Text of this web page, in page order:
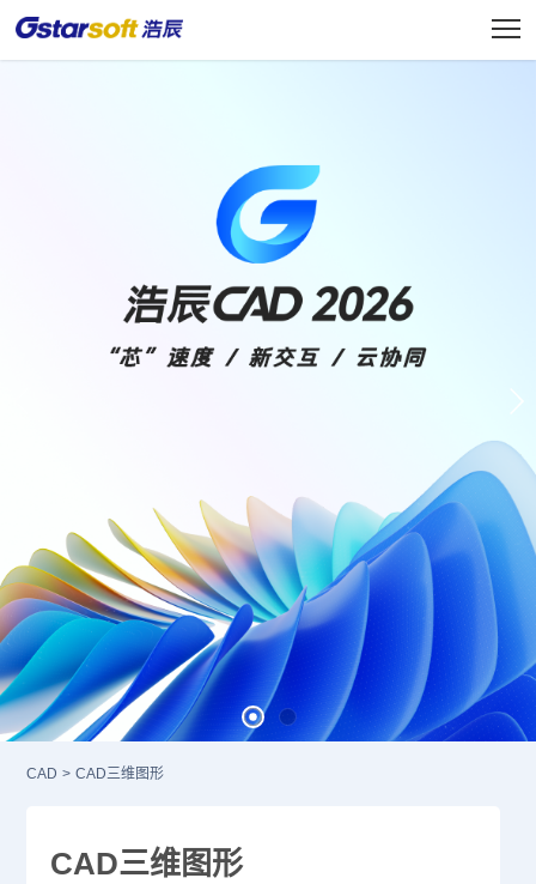
CAD > CAD三维图形
CAD三维图形